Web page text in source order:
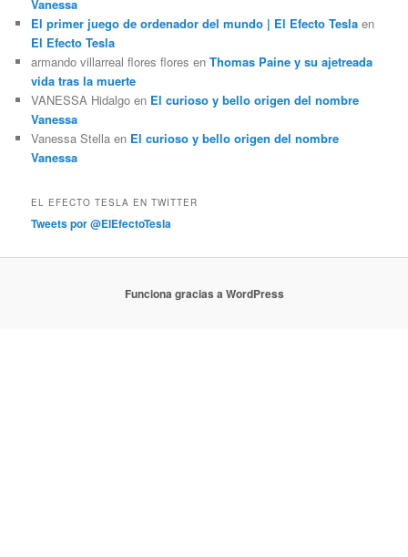
Vanessa
El primer juego de ordenador del mundo | El Efecto Tesla en
El Efecto Tesla
armando villarreal flores flores enThomas Paine y su ajetreada
vida tras la muerte
VANESSA Hidalgo en El curioso y bello origen del nombre
Vanessa
Vanessa Stella en El curioso y bello origen del nombre
Vanessa
EL EFECTO TESLA EN TWITTER
Tweets por @ElEfectoTesla
Funciona gracias a WordPress